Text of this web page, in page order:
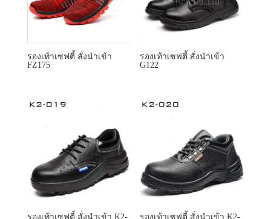
รองเท้าเซฟตี้ สั่งนำเข้า K2-
รองเท้าเซฟตี้ สั่งนำเข้า K2-